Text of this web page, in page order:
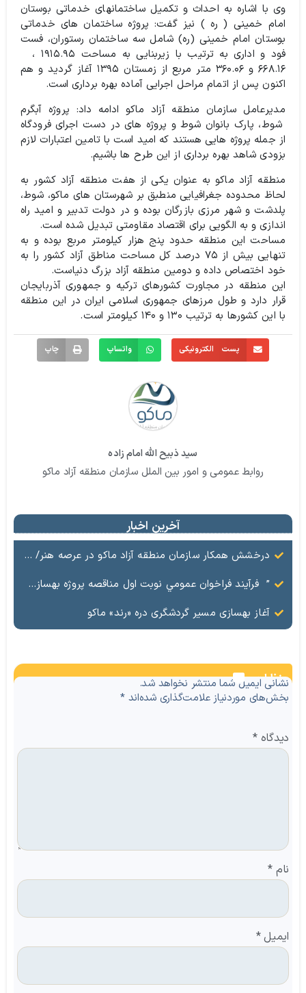
وی با اشاره به احداث و تکمیل ساختمانهای خدماتی بوستان
امام خمینی ( ره ) نیز گفت: پروژه ساختمان های خدماتی
بوستان امام خمینی (ره) شامل سه ساختمان رستوران، فست
فود و اداری به ترتیب با زیربنایی به مساحت ۱۹۱۵.۹۵ ،
۶۶۸.۱۶ و ۳۶۰.۰۶ متر مربع از زمستان ۱۳۹۵ آغاز گردید و هم
اکنون پس از اتمام مراحل اجرایی آماده بهره برداری است.
مدیرعامل سازمان منطقه آزاد ماکو ادامه داد: پروژه آبگرم
شوط، پارک بانوان شوط و پروژه های در دست اجرای فرودگاه
از جمله پروژه هایی هستند که امید است با تامین اعتبارات لازم
بزودی شاهد بهره برداری از این طرح ها باشیم.
منطقه آزاد ماکو به عنوان یکی از هفت منطقه آزاد کشور به
لحاظ محدوده جغرافیایی منطبق بر شهرستان های ماکو، شوط،
پلدشت و شهر مرزی بازرگان بوده و در دولت تدبیر و امید راه
اندازی و به الگویی برای اقتصاد مقاومتی تبدیل شده است.
مساحت این منطقه حدود پنج هزار کیلومتر مربع بوده و به
تنهایی بیش از ۷۵ درصد کل مساحت مناطق آزاد کشور را به
خود اختصاص داده و دومین منطقه آزاد بزرگ دنیاست.
این منطقه در مجاورت کشورهای ترکیه و جمهوری آذربایجان
قرار دارد و طول مرزهای جمهوری اسلامی ایران در این منطقه
با این کشورها به ترتیب ۱۳۰ و ۱۴۰ کیلومتر است.
پست الکترونیکی واتساپ چاپ
سید ذبیح الله امام زاده
روابط عمومی و امور بین الملل سازمان منطقه آزاد ماکو
آخرین اخبار
درخشش همکار سازمان منطقه آزاد ماکو در عرصه هنر/ مستند تاریخی «زری خانم» به کارگردانی احد عبادی رونمایی شد
” فرآيند فراخوان عمومي نوبت اول مناقصه پروژه بهسازي و آسفالت راه و پاركينگ مجموعه آب درماني شهرستان شوط منطقه آزاد ماكو “
آغاز بهسازی مسیر گردشگری دره «رند» ماکو
نظرات
نشانی ایمیل شما منتشر نخواهد شد.
بخش‌های موردنیاز علامت‌گذاری شده‌اند*
دیدگاه*
نام *
ایمیل*